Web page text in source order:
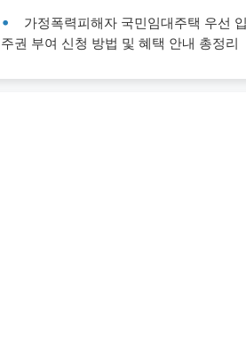
가정폭력피해자 국민임대주택 우선 입
주권 부여 신청 방법 및 혜택 안내 총정리